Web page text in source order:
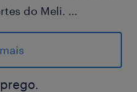
do Meli. ...
presença dos
e validar outras
das rotas